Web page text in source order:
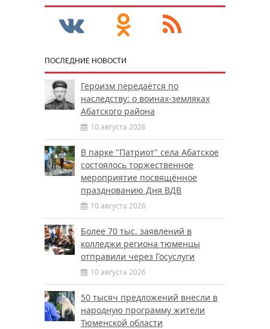
ПОСЛЕДНИЕ НОВОСТИ
Героизм передаётся по
наследству: о воинах-земляках
Абатского района
10 августа 2026
В парке "Патриот" села Абатское
состоялось торжественное
мероприятие посвящённое
празднованию Дня ВДВ
10 августа 2026
Более 70 тыс. заявлений в
колледжи региона тюменцы
отправили через Госуслуги
10 августа 2026
50 тысяч предложений внесли в
народную программу жители
Тюменской области